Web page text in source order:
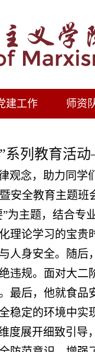
建工作 师资
”系列教育
观念，助力同学
安全教育主题
为主题，结合
理论学习的宝
人身安全。随
违规。面对大
最后，他就食
稳定的环境中实
度展开细致引